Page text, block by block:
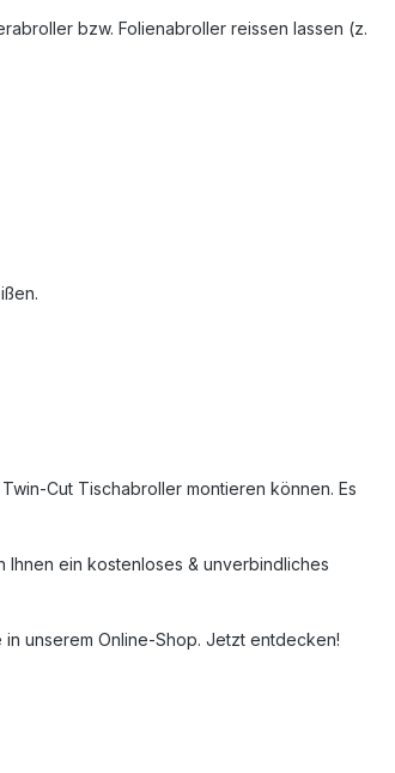
bzw. Folienabroller reissen lassen (z.
Cut Tischabroller montieren können. Es
ein kostenloses & unverbindliches
unserem Online-Shop. Jetzt entdecken!